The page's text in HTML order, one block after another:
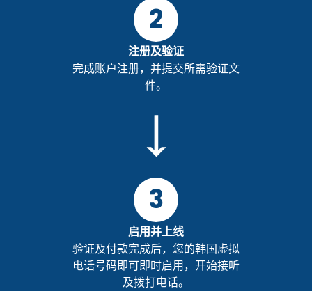
2
注册及验证
完成账户注册，并提交所需验证文
件。
3
启用并上线
验证及付款完成后，您的韩国虚拟
电话号码即可即时启用，开始接听
及拨打电话。